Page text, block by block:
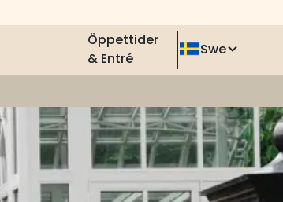
Öppettider
& Entré
Swe